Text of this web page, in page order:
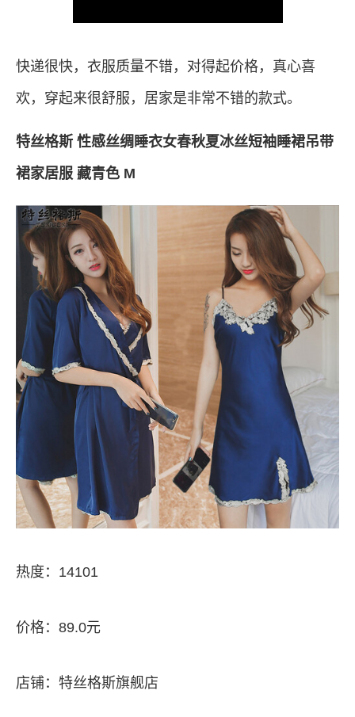
快递很快，衣服质量不错，对得起价格，真心喜
欢，穿起来很舒服，居家是非常不错的款式。
特丝格斯 性感丝绸睡衣女春秋夏冰丝短袖睡裙吊带
裙家居服 藏青色 M
热度：14101
价格：89.0元
店铺：特丝格斯旗舰店